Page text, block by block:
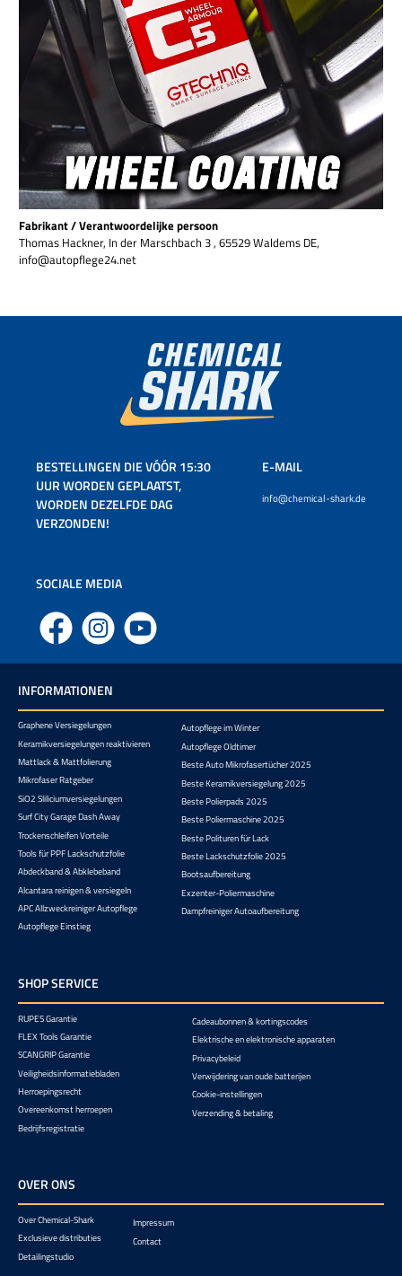
Fabrikant / Verantwoordelijke persoon
Thomas Hackner, In der Marschbach 3 , 65529 Waldems DE,
info@autopflege24.net
BESTELLINGEN DIE VÓÓR 15:30
UUR WORDEN GEPLAATST,
WORDEN DEZELFDE DAG
VERZONDEN!
E-MAIL
info@chemical-shark.de
SOCIALE MEDIA
Facebook Instagram YouTube
INFORMATIONEN
Graphene Versiegelungen
Keramikversiegelungen reaktivieren
Mattlack & Mattfolierung
Mikrofaser Ratgeber
SiO2 Sliliciumversiegelungen
Surf City Garage Dash Away
Trockenschleifen Vorteile
Tools für PPF Lackschutzfolie
Abdeckband & Abklebeband
Alcantara reinigen & versiegeln
APC Allzweckreiniger Autopflege
Autopflege Einstieg
Autopflege im Winter
Autopflege Oldtimer
Beste Auto Mikrofasertücher 2025
Beste Keramikversiegelung 2025
Beste Polierpads 2025
Beste Poliermaschine 2025
Beste Polituren für Lack
Beste Lackschutzfolie 2025
Bootsaufbereitung
Exzenter-Poliermaschine
Dampfreiniger Autoaufbereitung
SHOP SERVICE
RUPES Garantie
FLEX Tools Garantie
SCANGRIP Garantie
Veiligheidsinformatiebladen
Herroepingsrecht
Overeenkomst herroepen
Bedrijfsregistratie
Cadeaubonnen & kortingscodes
Elektrische en elektronische apparaten
Privacybeleid
Verwijdering van oude batterijen
Cookie-instellingen
Verzending & betaling
OVER ONS
Over Chemical-Shark
Exclusieve distributies
Detailingstudio
Impressum
Contact